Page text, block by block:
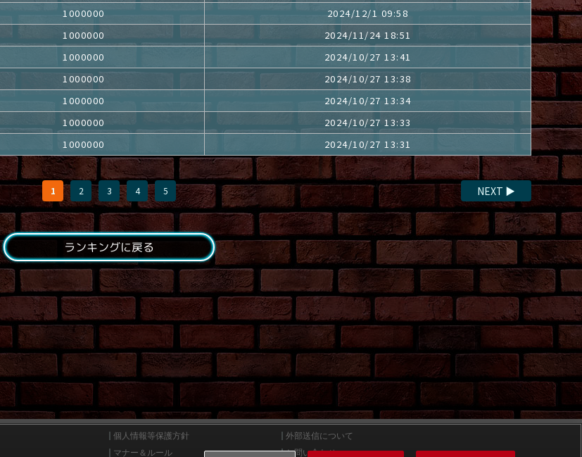
1000000
2024/12/1 09:58
1000000
2024/11/24 18:51
1000000
2024/10/27 13:41
1000000
2024/10/27 13:38
1000000
2024/10/27 13:34
1000000
2024/10/27 13:33
1000000 2024/10/27 13:31
1 2 3 4 5 NEXT ▶
ランキングに戻る
個人情報等保護方針
外部送信について
マナー＆ルール お問い合わせ